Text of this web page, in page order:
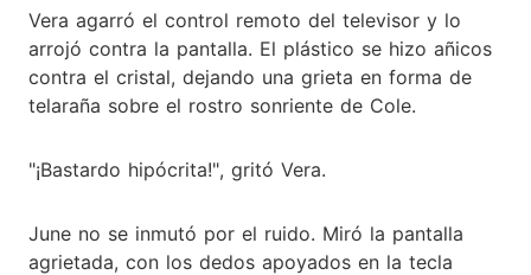
Vera agarró el control remoto del televisor y lo
arrojó contra la pantalla. El plástico se hizo añicos
contra el cristal, dejando una grieta en forma de
telaraña sobre el rostro sonriente de Cole.
"¡Bastardo hipócrita!", gritó Vera.
June no se inmutó por el ruido. Miró la pantalla
agrietada, con los dedos apoyados en la tecla